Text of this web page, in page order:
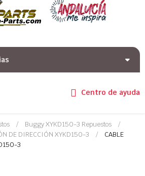
Centro de ayuda
Buggy XYKD150-3 Repuestos
DE DIRECCIÓN XYKD150-3
CABLE
3